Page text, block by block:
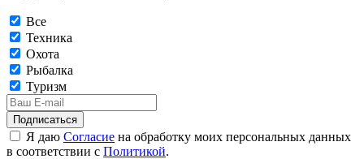
Все
Техника
Охота
Рыбалка
Туризм
Подписаться
Я даю Согласие на обработку моих персональных данных
в соответствии с Политикой.